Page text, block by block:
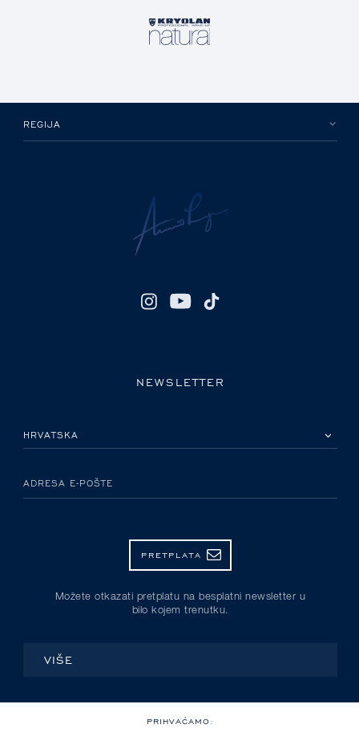
REGIJA
NEWSLETTER
ADRESA E-POŠTE
PRETPLATA
Možete otkazati pretplatu na besplatni newsletter u
bilo kojem trenutku.
VIŠE
PRIHVAĆAMO: